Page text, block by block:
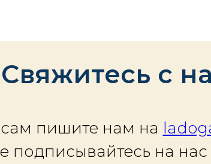
Свяжитесь с
пишите нам на
подписывайтесь на нас